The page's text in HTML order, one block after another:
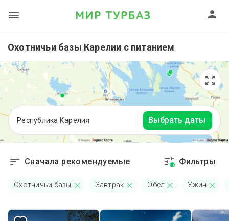
Охотничьи базы Карелии с питанием
Республика Карелия Выбрать даты
Сначала рекомендуемые 11 Фильтры
Охотничьи базы Завтрак Обед Ужин